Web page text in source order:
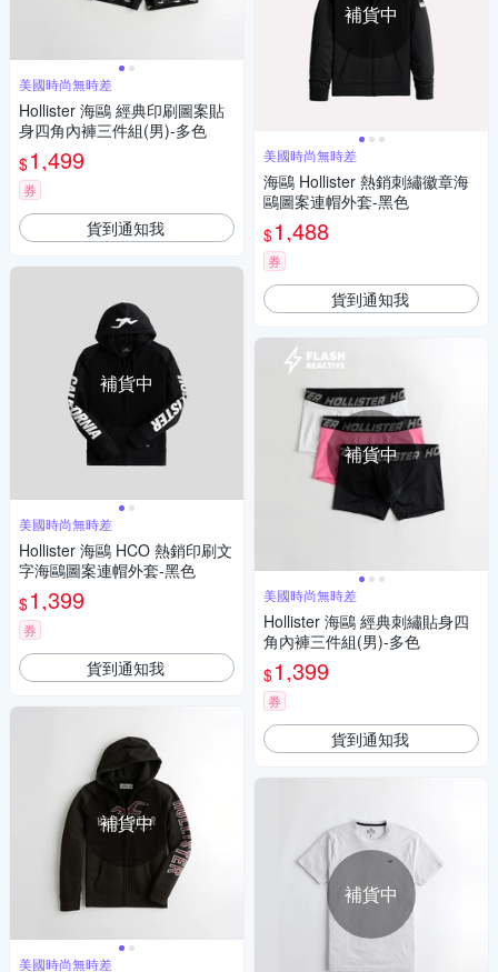
美國時尚無時差
Hollister 海鷗 經典印刷圖案貼
身四角內褲三件組(男)-多色
$1,499
券
貨到通知我
補貨中
美國時尚無時差
Hollister 海鷗 HCO 熱銷印刷文
字海鷗圖案連帽外套-黑色
$1,399
券
貨到通知我
補貨中
美國時尚無時差
補貨中
美國時尚無時差
海鷗 Hollister 熱銷刺繡徽章海
鷗圖案連帽外套-黑色
$1,488
券
貨到通知我
補貨中
美國時尚無時差
Hollister 海鷗 經典刺繡貼身四
角內褲三件組(男)-多色
$1,399
券
貨到通知我
補貨中